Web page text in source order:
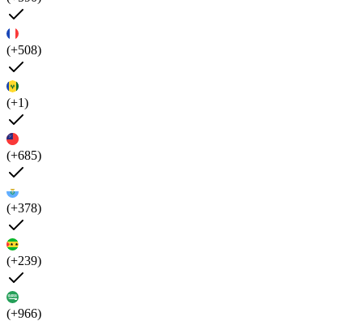
(+508)
(+1)
(+685)
(+378)
(+239)
(+966)